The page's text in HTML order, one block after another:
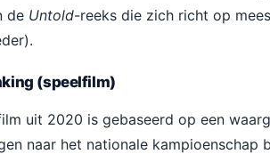
de Untold-reeks die zich richt op
(speelfilm)
uit 2020 is gebaseerd op een
naar het nationale